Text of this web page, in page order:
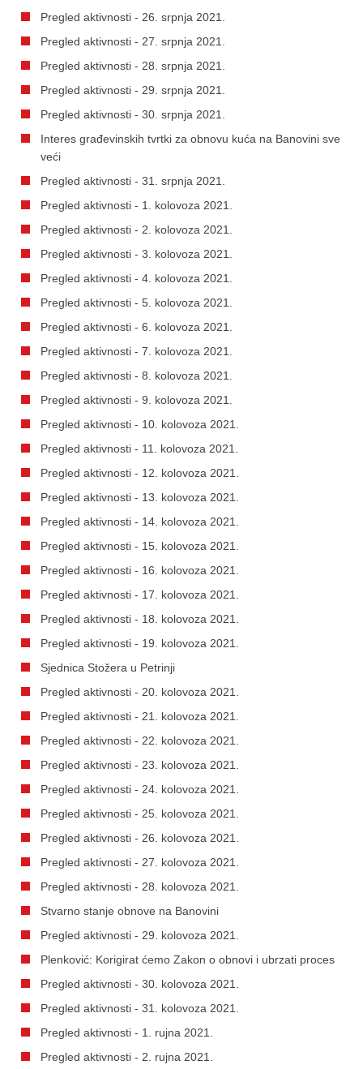
Pregled aktivnosti - 26. srpnja 2021.
Pregled aktivnosti - 27. srpnja 2021.
Pregled aktivnosti - 28. srpnja 2021.
Pregled aktivnosti - 29. srpnja 2021.
Pregled aktivnosti - 30. srpnja 2021.
Interes građevinskih tvrtki za obnovu kuća na Banovini sve
veći
Pregled aktivnosti - 31. srpnja 2021.
Pregled aktivnosti - 1. kolovoza 2021.
Pregled aktivnosti - 2. kolovoza 2021.
Pregled aktivnosti - 3. kolovoza 2021.
Pregled aktivnosti - 4. kolovoza 2021.
Pregled aktivnosti - 5. kolovoza 2021.
Pregled aktivnosti - 6. kolovoza 2021.
Pregled aktivnosti - 7. kolovoza 2021.
Pregled aktivnosti - 8. kolovoza 2021.
Pregled aktivnosti - 9. kolovoza 2021.
Pregled aktivnosti - 10. kolovoza 2021.
Pregled aktivnosti - 11. kolovoza 2021.
Pregled aktivnosti - 12. kolovoza 2021.
Pregled aktivnosti - 13. kolovoza 2021.
Pregled aktivnosti - 14. kolovoza 2021.
Pregled aktivnosti - 15. kolovoza 2021.
Pregled aktivnosti - 16. kolovoza 2021.
Pregled aktivnosti - 17. kolovoza 2021.
Pregled aktivnosti - 18. kolovoza 2021.
Pregled aktivnosti - 19. kolovoza 2021.
Sjednica Stožera u Petrinji
Pregled aktivnosti - 20. kolovoza 2021.
Pregled aktivnosti - 21. kolovoza 2021.
Pregled aktivnosti - 22. kolovoza 2021.
Pregled aktivnosti - 23. kolovoza 2021.
Pregled aktivnosti - 24. kolovoza 2021.
Pregled aktivnosti - 25. kolovoza 2021.
Pregled aktivnosti - 26. kolovoza 2021.
Pregled aktivnosti - 27. kolovoza 2021.
Pregled aktivnosti - 28. kolovoza 2021.
Stvarno stanje obnove na Banovini
Pregled aktivnosti - 29. kolovoza 2021.
Plenković: Korigirat ćemo Zakon o obnovi i ubrzati proces
Pregled aktivnosti - 30. kolovoza 2021.
Pregled aktivnosti - 31. kolovoza 2021.
Pregled aktivnosti - 1. rujna 2021.
Pregled aktivnosti - 2. rujna 2021.